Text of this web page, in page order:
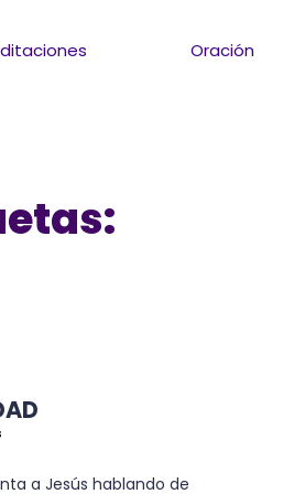
Oración
a Jesús hablando de